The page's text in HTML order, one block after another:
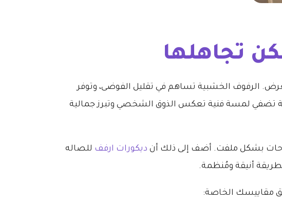
تجاهلها
الرفوف الخشبية تساهم في تقليل الفوضى، وتوفر
تضفي لمسة فنية تعكس الذوق الشخصي وتبرز جمالية
بشكل ملفت. أضف إلى ذلك أن ديكورات ارفف للصاله
أنيقة ومُنظمة.
مقاييسك الخاصة: